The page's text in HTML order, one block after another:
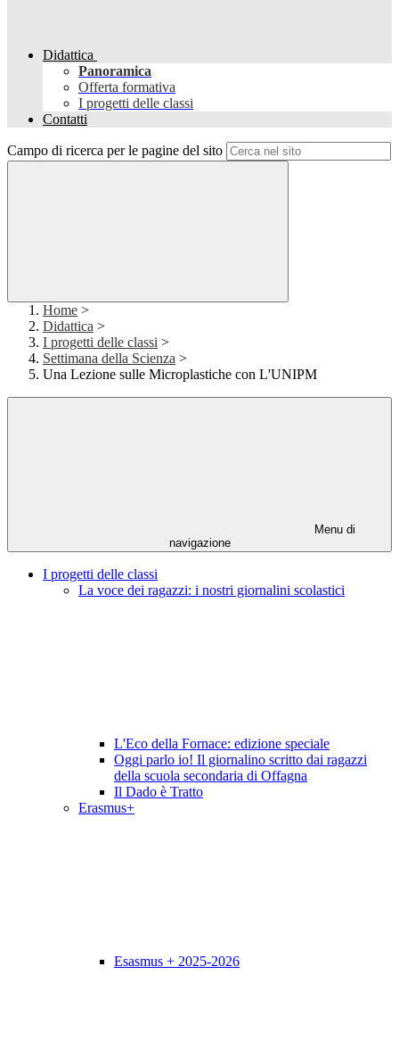
Didattica
Panoramica
Offerta formativa
I progetti delle classi
Contatti
Campo di ricerca per le pagine del sito
Home >
Didattica >
I progetti delle classi >
Settimana della Scienza >
Una Lezione sulle Microplastiche con L'UNIPM
Menu di
navigazione
I progetti delle classi
La voce dei ragazzi: i nostri giornalini scolastici
L'Eco della Fornace: edizione speciale
Oggi parlo io! Il giornalino scritto dai ragazzi
della scuola secondaria di Offagna
Il Dado è Tratto
Erasmus+
Esasmus + 2025-2026